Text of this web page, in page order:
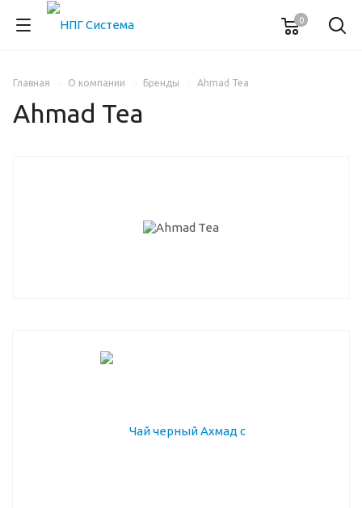
0
Главная О компании Бренды Ahmad Tea
Ahmad Tea